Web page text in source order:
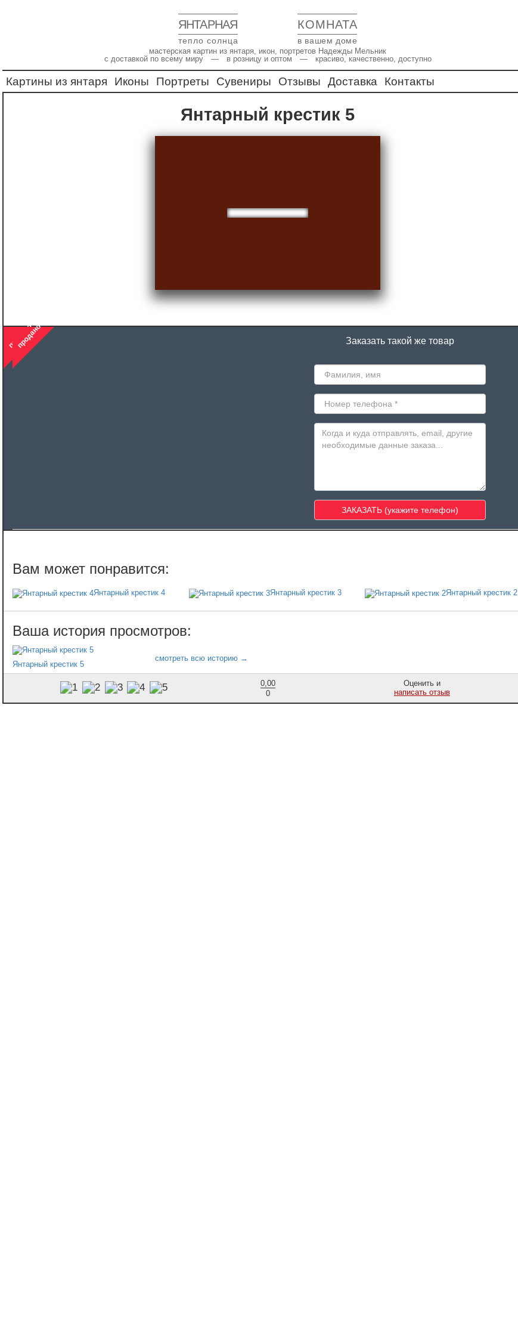
ЯНТАРНАЯ КОМНАТА
тепло солнца в вашем доме
мастерская картин из янтаря, икон, портретов Надежды Мельник
с доставкой по всему миру — в розницу и оптом — красиво, качественно, доступно
Картины из янтаря Иконы Портреты Сувениры Отзывы Доставка Контакты
Янтарный крестик 5
продано
продано Заказать такой же товар
Янтарный крестик 4 Янтарный крестик 3 Янтарный крестик 2
Янтарный крестик 5
0,00
0
Оценить и
написать отзыв